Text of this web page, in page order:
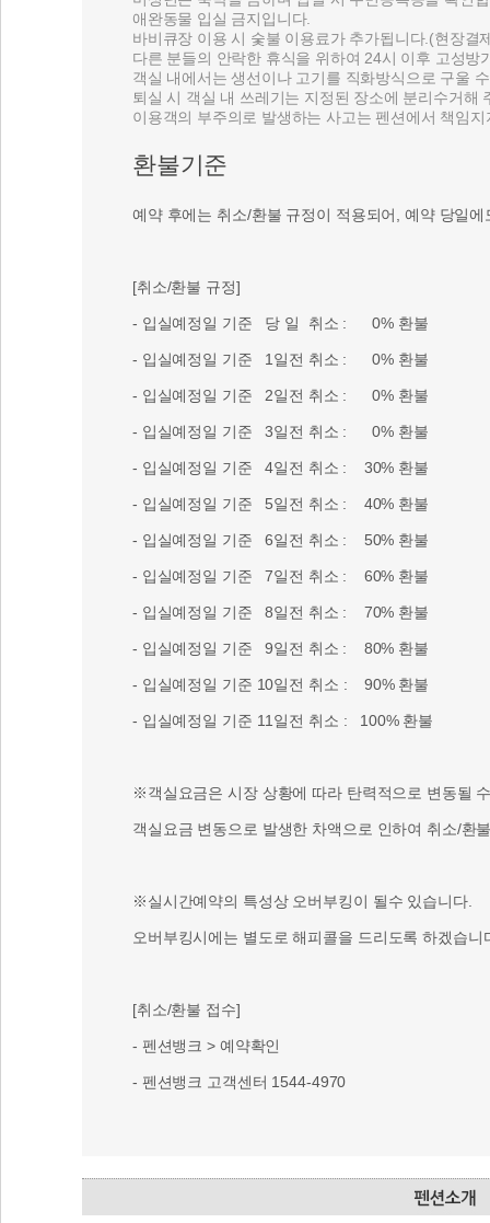
애완동물 입실 금지입니다.
바비큐장 이용 시 숯불 이용료가 추가됩니다.(현장결
다른 분들의 안락한 휴식을 위하여 24시 이후 고성
객실 내에서는 생선이나 고기를 직화방식으로 구울
퇴실 시 객실 내 쓰레기는 지정된 장소에 분리수거해
이용객의 부주의로 발생하는 사고는 펜션에서 책임지
환불기준
예약 후에는 취소/환불 규정이 적용되어, 예약 당일
[취소/환불 규정]
- 입실예정일 기준 당 일 취소 : 0% 환불
- 입실예정일 기준 1일전 취소 : 0% 환불
- 입실예정일 기준 2일전 취소 : 0% 환불
- 입실예정일 기준 3일전 취소 : 0% 환불
- 입실예정일 기준 4일전 취소 : 30% 환불
- 입실예정일 기준 5일전 취소 : 40% 환불
- 입실예정일 기준 6일전 취소 : 50% 환불
- 입실예정일 기준 7일전 취소 : 60% 환불
- 입실예정일 기준 8일전 취소 : 70% 환불
- 입실예정일 기준 9일전 취소 : 80% 환불
- 입실예정일 기준 10일전 취소 : 90% 환불
- 입실예정일 기준 11일전 취소 : 100% 환불
※객실요금은 시장 상황에 따라 탄력적으로 변동될
객실요금 변동으로 발생한 차액으로 인하여 취소/환
※실시간예약의 특성상 오버부킹이 될수 있습니다.
오버부킹시에는 별도로 해피콜을 드리도록 하겠습니
[취소/환불 접수]
- 펜션뱅크 > 예약확인
- 펜션뱅크 고객센터 1544-4970